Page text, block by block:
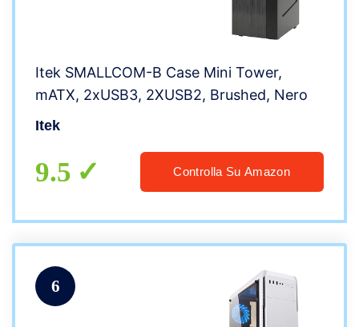
Itek SMALLCOM-B Case Mini Tower,
mATX, 2xUSB3, 2XUSB2, Brushed, Nero
Itek
9.5 Controlla Su Amazon
6